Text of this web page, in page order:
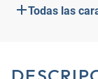
Todas las